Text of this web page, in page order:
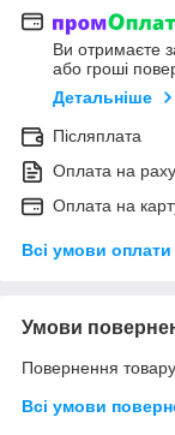
Ви отримаєте
або гроші
Детальніше
Післяплата
Оплата на
Оплата на
Всі умови оплати
Умови
Повернення
Всі умови